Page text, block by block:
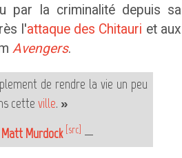
par la criminalité depuis sa
l'attaque des Chitauri et aux
Avengers.
de rendre la vie un peu
cette ville. »
Matt Murdock [src] —